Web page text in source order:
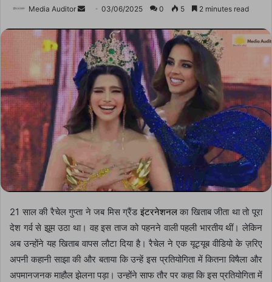
Media Auditor
Send
email
03/06/2025 0 5 2 minutes read
21 साल की रैचेल गुप्ता ने जब मिस ग्रैंडइंटरनेशनलका खिताब जीता था तो पूरा
देश गर्व से झूम उठा था। वह इस ताज को पहनने वाली पहली भारतीय थीं। लेकिन
अब उन्होंने यह खिताब वापस लौटा दिया है। रैचेल ने एक यूट्यूब वीडियो के ज़रिए
अपनी कहानी साझा की और बताया कि उन्हें इस प्रतियोगिता में कितना विषैला और
अपमानजनक माहौल झेलना पड़ा। उन्होंने साफ तौर पर कहा कि इस प्रतियोगिता में